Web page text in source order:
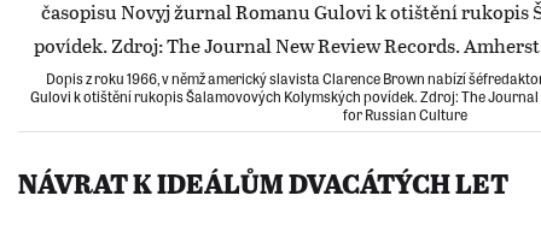
Dopis z roku 1966, v němž americký slavista Clarence Brown nabízí
Gulovi k otištění rukopis Šalamovových Kolymských povídek. Zdroj: The
for Russian Culture
NÁVRAT K IDEÁLŮM DVACÁTÝCH LET